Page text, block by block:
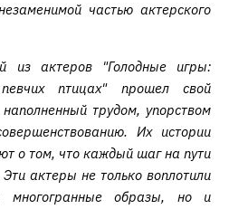
частью актерского
из актеров "Голодные игры:
птицах" прошел свой
трудом, упорством
Их истории
о том, что каждый шаг на пути
актеры не только воплотили
образы, но и